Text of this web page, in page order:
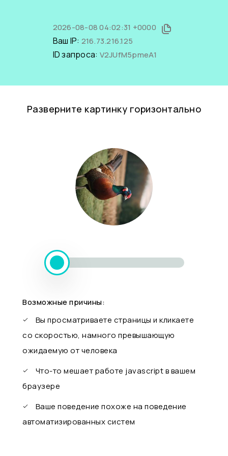
2026-08-08 04:02:31 +0000
Ваш IP: 216.73.216.125
ID запроса: V2JUfM5pmeA1
Разверните картинку горизонтально
Возможные причины:
Вы просматриваете страницы и кликаете
со скоростью, намного превышающую
ожидаемую от человека
Что-то мешает работе javascript в вашем
браузере
Ваше поведение похоже на поведение
автоматизированных систем